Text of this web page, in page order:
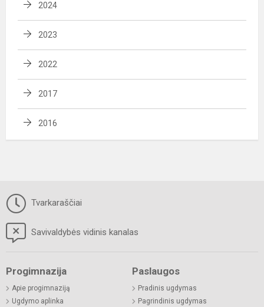
2024
2023
2022
2017
2016
Tvarkaraščiai
Savivaldybės vidinis kanalas
Progimnazija
Apie progimnaziją
Ugdymo aplinka
Paslaugos
Pradinis ugdymas
Pagrindinis ugdymas